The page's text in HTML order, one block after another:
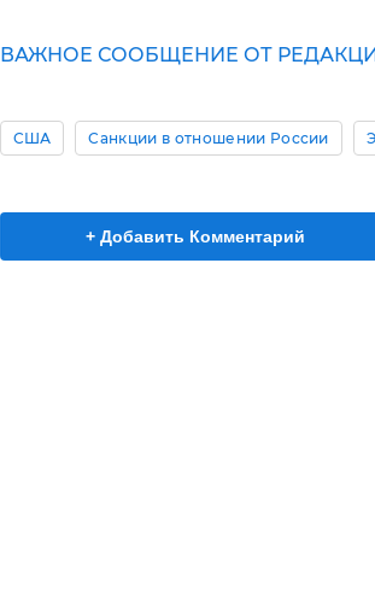
ВАЖНОЕ СООБЩЕНИЕ ОТ
США Санкции в отношении России
+ Добавить Комментарий